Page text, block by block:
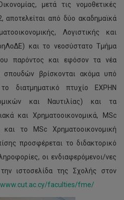
μετά τις νομοθετικές
αποτελείται από δύο ακαδημαϊκά
Λογιστικής και
και το νεοσύστατο Τμήμα
παρόντος και εφόσον τα νέα
σπουδών βρίσκονται ακόμα υπό
διατμηματικό πτυχίο ΕΧΡΗΝ
και Ναυτιλίας) και τα
και Χρηματοοικονομικά, MSc
και το MSc Χρηματοοικονομική
προσφέρεται το διδακτορικό
οι ενδιαφερόμενοι/νες
ιστοσελίδα της Σχολής στον
faculties/fme/